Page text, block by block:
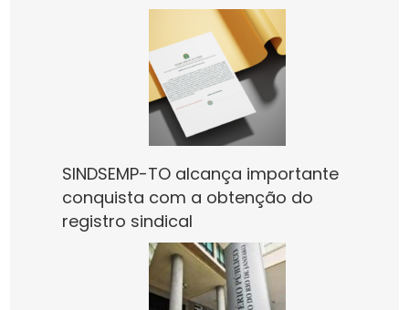
SINDSEMP-TO alcança importante
conquista com a obtenção do
registro sindical